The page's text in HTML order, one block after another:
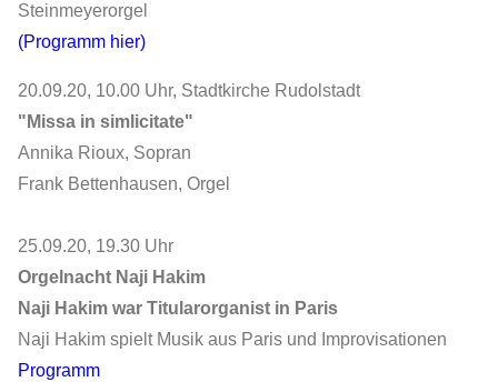
Steinmeyerorgel
(Programm hier)
20.09.20, 10.00 Uhr, Stadtkirche Rudolstadt
"Missa in simlicitate"
Annika Rioux, Sopran
Frank Bettenhausen, Orgel
25.09.20, 19.30 Uhr
Orgelnacht Naji Hakim
Naji Hakim war Titularorganist in Paris
Naji Hakim spielt Musik aus Paris und Improvisationen
Programm